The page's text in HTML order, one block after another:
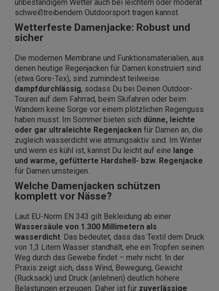
unbeständigem Wetter auch bei leichtem oder moderat
schweißtreibendem Outdoorsport tragen kannst.
Wetterfeste Damenjacke: Robust und
sicher
Die modernen Membrane und Funktionsmaterialien, aus
denen heutige Regenjacken für Damen konstruiert sind
(etwa Gore-Tex), sind zumindest teilweise
dampfdurchlässig, sodass Du bei Deinen Outdoor-
Touren auf dem Fahrrad, beim Skifahren oder beim
Wandern keine Sorge vor einem plötzlichen Regenguss
haben musst. Im Sommer bieten sich dünne, leichte
oder gar ultraleichte Regenjacken für Damen an, die
zugleich wasserdicht wie atmungsaktiv sind. Im Winter
und wenn es kühl ist, kannst Du leicht auf eine lange
und warme, gefütterte Hardshell- bzw. Regenjacke
für Damen umsteigen.
Welche Damenjacken schützen
komplett vor Nässe?
Laut EU-Norm EN 343 gilt Bekleidung ab einer
Wassersäule von 1.300 Millimetern als
wasserdicht. Das bedeutet, dass das Textil dem Druck
von 1,3 Litern Wasser standhält, ehe ein Tropfen seinen
Weg durch das Gewebe findet – mehr nicht. In der
Praxis zeigt sich, dass Wind, Bewegung, Gewicht
(Rucksack) und Druck (anlehnen) deutlich höhere
Belastungen erzeugen. Daher ist für zuverlässige